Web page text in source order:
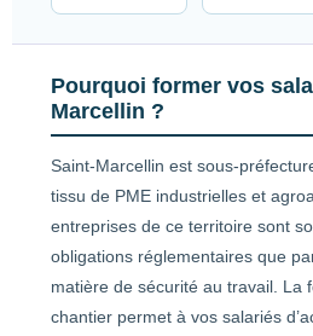
Pourquoi former vos
Marcellin ?
Saint-Marcellin est sous-
tissu de PME industrielles et
entreprises de ce territoire sont
obligations réglementaires que
matière de sécurité au travail. La
chantier permet à vos salariés